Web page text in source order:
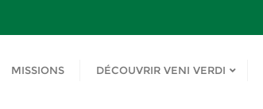
MISSIONS DÉCOUVRIR VENI VERDI